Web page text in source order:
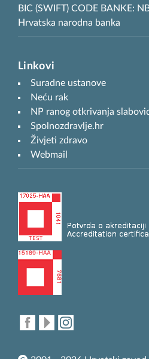
BIC (SWIFT) CODE BANKE:
Hrvatska narodna banka
Linkovi
Suradne ustanove
Neću rak
NP ranog otkrivanja
Spolnozdravlje.hr
Živjeti zdravo
Webmail